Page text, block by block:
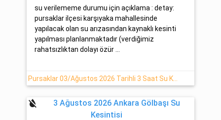
su verilememe durumu için açıklama : detay:
pursaklar ilçesi karşıyaka mahallesinde
yapılacak olan su arızasından kaynaklı kesinti
yapılması planlanmaktadır (verdiğimiz
rahatsızlıktan dolayı özür ...
Pursaklar 03/Ağustos 2026 Tarihli 3 Saat Su Kesintisi
format_color_reset
3 Ağustos 2026 Ankara Gölbaşı Su
Kesintisi